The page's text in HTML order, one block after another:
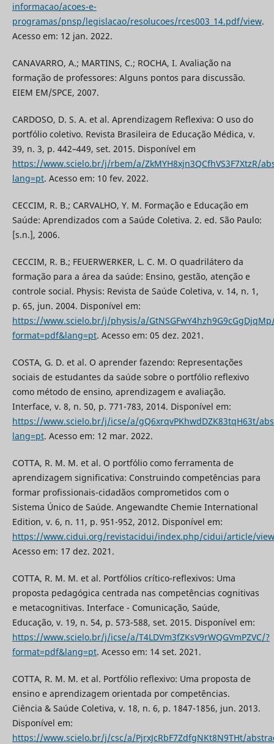
informacao/acoes-e-
programas/pnsp/legislacao/resolucoes/rces003_14.pdf/view.
Acesso em: 12 jan. 2022.
CANAVARRO, A.; MARTINS, C.; ROCHA, I. Avaliação na
formação de professores: Alguns pontos para discussão.
EIEM EM/SPCE, 2007.
CARDOSO, D. S. A. et al. Aprendizagem Reflexiva: O uso do
portfólio coletivo. Revista Brasileira de Educação Médica, v.
39, n. 3, p. 442–449, set. 2015. Disponível em
https://www.scielo.br/j/rbem/a/ZkMYH8xjn3QCfhVS3F7XtzR/
lang=pt. Acesso em: 10 fev. 2022.
CECCIM, R. B.; CARVALHO, Y. M. Formação e Educação em
Saúde: Aprendizados com a Saúde Coletiva. 2. ed. São Paulo:
[s.n.], 2006.
CECCIM, R. B.; FEUERWERKER, L. C. M. O quadrilátero da
formação para a área da saúde: Ensino, gestão, atenção e
controle social. Physis: Revista de Saúde Coletiva, v. 14, n. 1,
p. 65, jun. 2004. Disponível em:
https://www.scielo.br/j/physis/a/
format=pdf&lang=pt. Acesso em: 05 dez. 2021.
COSTA, G. D. et al. O aprender fazendo: Representações
sociais de estudantes da saúde sobre o portfólio reflexivo
como método de ensino, aprendizagem e avaliação.
Interface, v. 8, n. 50, p. 771-783, 2014. Disponível em:
https://www.scielo.br/j/icse/a/gQ6xrqvPKhwdDZK83tqH63t/
lang=pt. Acesso em: 12 mar. 2022.
COTTA, R. M. M. et al. O portfólio como ferramenta de
aprendizagem significativa: Construindo competências para
formar profissionais-cidadãos comprometidos com o
Sistema Único de Saúde. Angewandte Chemie International
Edition, v. 6, n. 11, p. 951-952, 2012. Disponível em:
https://www.cidui.org/revistacidui/index.php/cidui/article/
Acesso em: 17 dez. 2021.
COTTA, R. M. M. et al. Portfólios crítico-reflexivos: Uma
proposta pedagógica centrada nas competências cognitivas
e metacognitivas. Interface - Comunicação, Saúde,
Educação, v. 19, n. 54, p. 573-588, set. 2015. Disponível em:
https://www.scielo.br/j/icse/a/T4LDVm3fZKsV9rWQGVmPZVC/?
format=pdf&lang=pt. Acesso em: 14 set. 2021.
COTTA, R. M. M. et al. Portfólio reflexivo: Uma proposta de
ensino e aprendizagem orientada por competências.
Ciência & Saúde Coletiva, v. 18, n. 6, p. 1847-1856, jun. 2013.
Disponível em:
https://www.scielo.br/j/csc/a/PjrxJcRbF7ZdfgNKt8N9THt/